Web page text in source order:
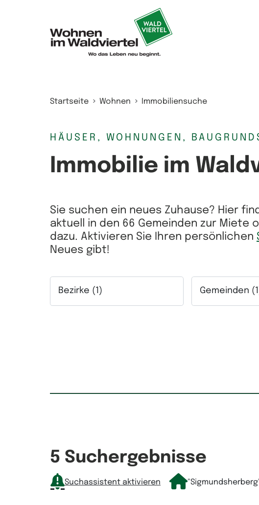
Startseite Wohnen Immobiliensuche
HÄUSER, WOHNUNGEN,
Immobilie im
Sie suchen ein neues Zuhause? Hier
aktuell in den 66 Gemeinden zur Miete
dazu. Aktivieren Sie Ihren persönlichen
Neues gibt!
Bezirke (1) Gemeinden
Auswahlfeld Räume.
5 Suchergebnisse
Suchassistent aktivieren